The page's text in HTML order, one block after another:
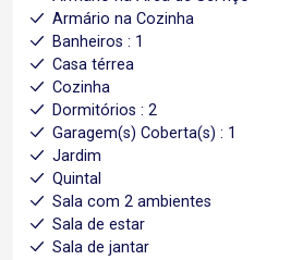
Armário na Cozinha
Banheiros : 1
Casa térrea
Cozinha
Dormitórios : 2
Garagem(s) Coberta(s) : 1
Jardim
Quintal
Sala com 2 ambientes
Sala de estar
Sala de jantar